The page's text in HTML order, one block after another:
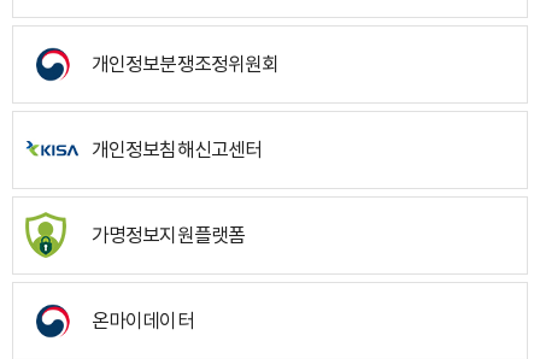
개인정보분쟁조정위원회
개인정보침해신고센터
가명정보지원플랫폼
온마이데이터